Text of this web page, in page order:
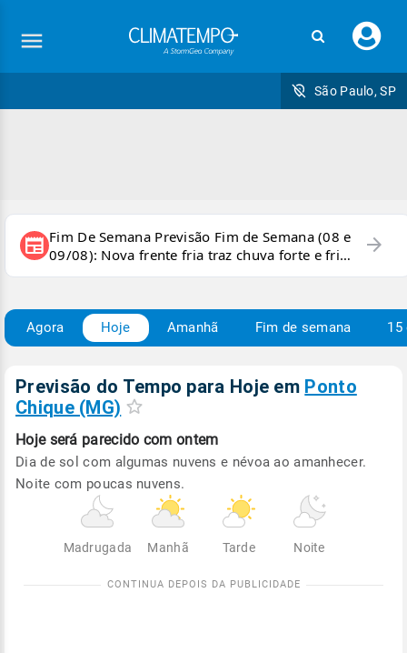
seu
São Paulo, SP
newspaper Fim De Semana Previsão Fim de Semana (08 e
09/08): Nova frente fria traz chuva forte e frio
para áreas do país
arrow_forward
Agora Hoje Amanhã Fim de semana 15
Previsão do Tempo para Hoje em Ponto
Chique (MG)
Hoje será parecido com ontem
Dia de sol com algumas nuvens e névoa ao amanhecer.
Noite com poucas nuvens.
Madrugada Manhã Tarde Noite